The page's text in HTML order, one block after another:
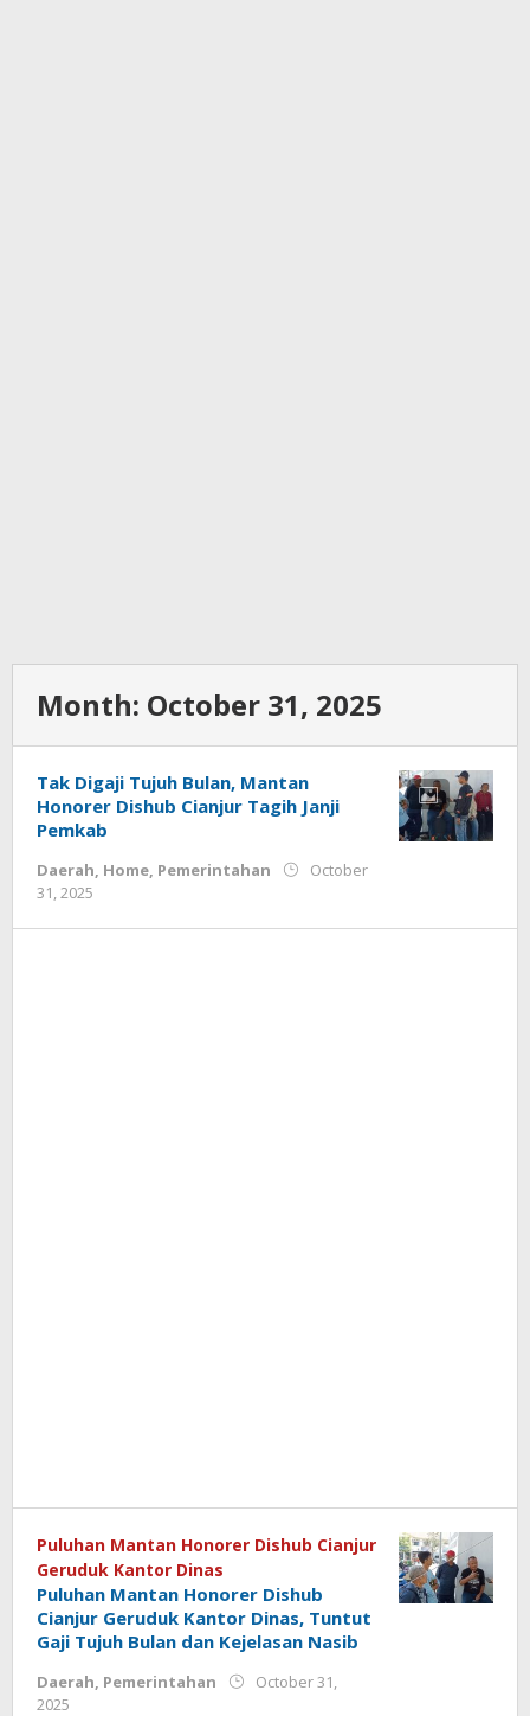
Month: October 31, 2025
Tak Digaji Tujuh Bulan, Mantan
Honorer Dishub Cianjur Tagih Janji
Pemkab
Daerah, Home, Pemerintahan
October
31, 2025
Puluhan Mantan Honorer Dishub Cianjur
Geruduk Kantor Dinas
Puluhan Mantan Honorer Dishub
Cianjur Geruduk Kantor Dinas, Tuntut
Gaji Tujuh Bulan dan Kejelasan Nasib
Daerah, Pemerintahan
October 31,
2025